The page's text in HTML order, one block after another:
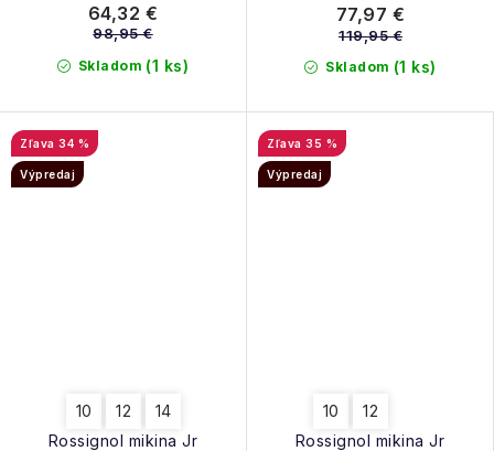
Skladom (1 ks)
64,32 €
98,95 €
Skladom (1 ks)
77,97 €
119,95 €
Rossignol mikina Jr
34 %
Výpredaj
10 12 14
Rossignol mikina Jr
35 %
Výpredaj
10 12